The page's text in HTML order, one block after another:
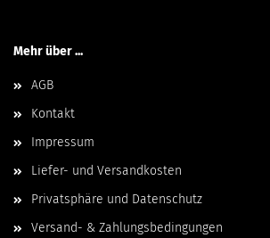
Mehr über ...
AGB
Kontakt
Impressum
Liefer- und Versandkosten
Privatsphäre und Datenschutz
Versand- & Zahlungsbedingungen